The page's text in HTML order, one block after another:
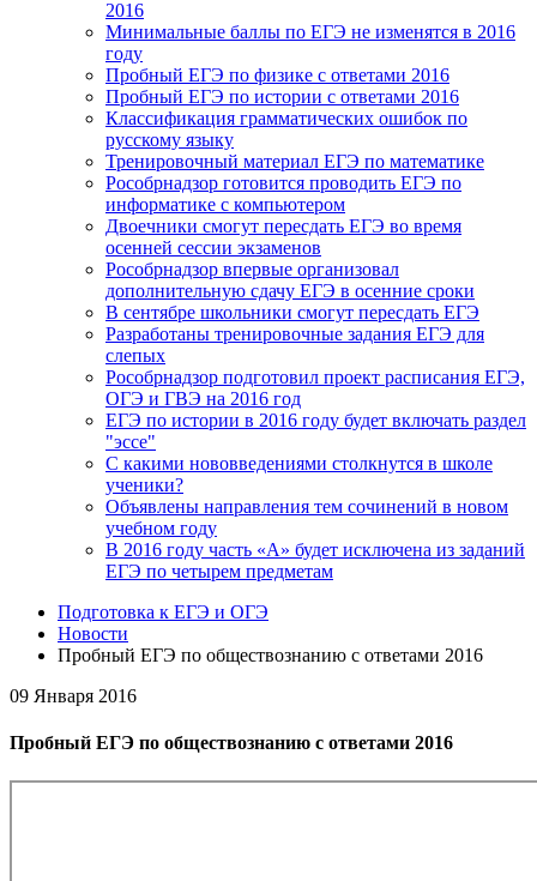
2016
Минимальные баллы по ЕГЭ не изменятся в 2016
году
Пробный ЕГЭ по физике с ответами 2016
Пробный ЕГЭ по истории с ответами 2016
Классификация грамматических ошибок по
русскому языку
Тренировочный материал ЕГЭ по математике
Рособрнадзор готовится проводить ЕГЭ по
информатике с компьютером
Двоечники смогут пересдать ЕГЭ во время
осенней сессии экзаменов
Рособрнадзор впервые организовал
дополнительную сдачу ЕГЭ в осенние сроки
В сентябре школьники смогут пересдать ЕГЭ
Разработаны тренировочные задания ЕГЭ для
слепых
Рособрнадзор подготовил проект расписания ЕГЭ,
ОГЭ и ГВЭ на 2016 год
ЕГЭ по истории в 2016 году будет включать раздел
"эссе"
С какими нововведениями столкнутся в школе
ученики?
Объявлены направления тем сочинений в новом
учебном году
В 2016 году часть «А» будет исключена из заданий
ЕГЭ по четырем предметам
Подготовка к ЕГЭ и ОГЭ
Новости
Пробный ЕГЭ по обществознанию с ответами 2016
09 Января 2016
Пробный ЕГЭ по обществознанию с ответами 2016